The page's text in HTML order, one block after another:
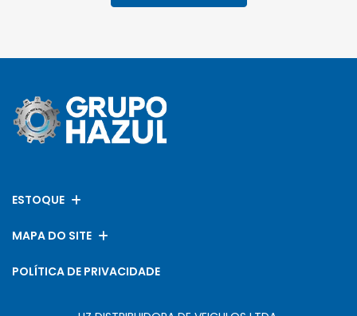
ESTOQUE
MAPA DO SITE
POLÍTICA DE PRIVACIDADE